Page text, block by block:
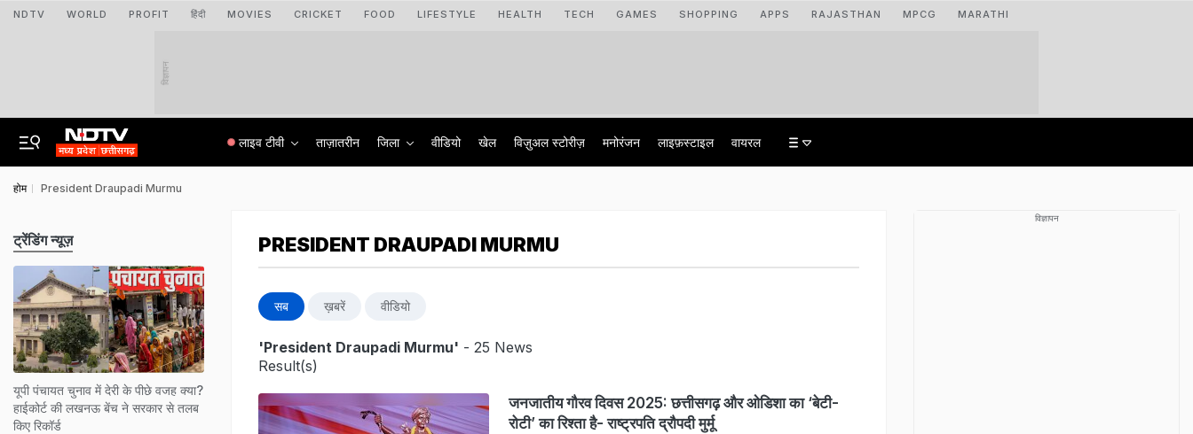
NDTV WORLD PROFIT हिंदी MOVIES CRICKET FOOD LIFESTYLE HEALTH TECH GAMES SHOPPING APPS RAJASTHAN MPCG MARATHI
विज्ञापन
लाइव टीवी ताज़ातरीन जिला वीडियो खेल विज़ुअल स्टोरीज़ मनोरंजन लाइफ़स्टाइल वायरल
होम President Draupadi Murmu
PRESIDENT DRAUPADI MURMU
सब ख़बरें वीडियो
'President Draupadi Murmu' - 25 News
Result(s)
जनजातीय गौरव दिवस 2025: छत्तीसगढ़ और ओडिशा का ‘बेटी-
रोटी’ का रिश्ता है- राष्ट्रपति द्रौपदी मुर्मू
ट्रेंडिंग न्यूज़
यूपी पंचायत चुनाव में देरी के पीछे वजह क्या?
हाईकोर्ट की लखनऊ बेंच ने सरकार से तलब
किए रिकॉर्ड
विज्ञापन